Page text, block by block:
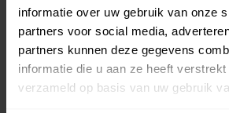
informatie over uw gebruik van onze
partners voor social media,
partners kunnen deze gegevens
informatie die u aan ze heeft
verzameld op basis van uw gebruik
Direct leverbaar
Kadastrale kaart pakket